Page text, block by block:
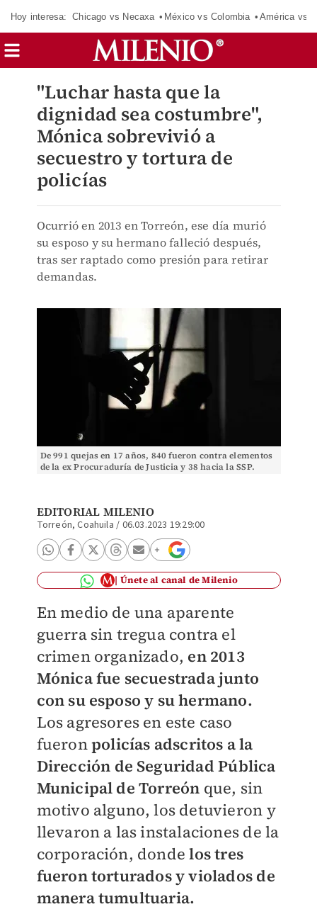
Hoy interesa: Chicago vs Necaxa México vs Colombia América vs
"Luchar hasta que la
dignidad sea costumbre",
Mónica sobrevivió a
secuestro y tortura de
policías
Ocurrió en 2013 en Torreón, ese día murió
su esposo y su hermano falleció después,
tras ser raptado como presión para retirar
demandas.
De 991 quejas en 17 años, 840 fueron contra elementos
de la ex Procuraduría de Justicia y 38 hacia la SSP.
EDITORIAL MILENIO
Torreón, Coahuila / 06.03.2023 19:29:00
Únete al canal de Milenio
En medio de una aparente
guerra sin tregua contra el
crimen organizado, en 2013
Mónica fue secuestrada junto
con su esposo y su hermano.
Los agresores en este caso
fueronpolicías adscritos a la
Dirección de Seguridad Pública
Municipal de Torreón que, sin
motivo alguno, los detuvieron y
llevaron a las instalaciones de la
corporación, dondelos tres
fueron torturados y violados de
manera tumultuaria.